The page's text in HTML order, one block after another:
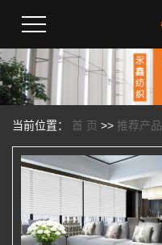
当前位置： 首 页 >> 推荐产品